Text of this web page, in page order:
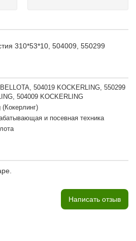
310*53*10, 504009, 550299
504019 KOCKERLING, 550299
504009 KOCKERLING
(Кокерлинг)
и посевная техника
Написать отзыв